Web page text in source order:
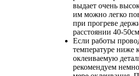
выдает очень
им можно легко
при прогреве
расстоянии 40-
Если работы
температуре ниже
оклеиваемую
рекомендуем